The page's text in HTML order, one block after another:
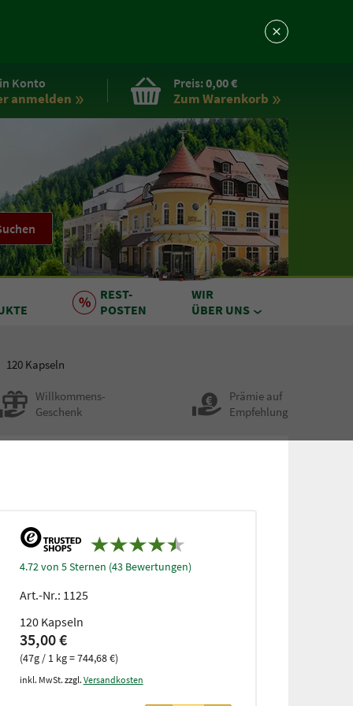
Konto
anmelden
Preis:0,00 €
Zum Warenkorb
REST-
POSTEN
WIR
ÜBER UNS
120 Kapseln
Willkommens-
Geschenk
Prämie auf
Empfehlung
4.72 von 5 Sternen (43 Bewertungen)
Art.-Nr.: 1125
120 Kapseln
35,00 €
(47g / 1 kg = 744,68 €)
inkl. MwSt. zzgl. Versandkosten